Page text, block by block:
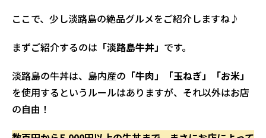
ここで、少し淡路島の絶品グルメをご紹介しますね♪
まずご紹介するのは 「淡路島牛丼」 です。
淡路島の牛丼は、島内産の 「牛肉」「玉ねぎ」「お米」
を使用するというルールはありますが、それ以外はお店
の自由！